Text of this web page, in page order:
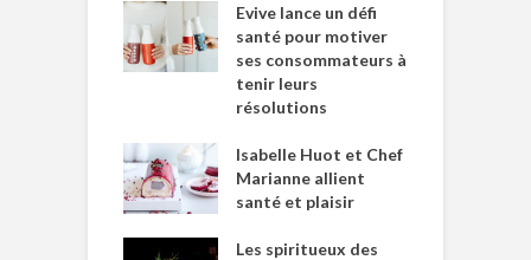
Evive lance un défi
santé pour motiver
ses consommateurs à
tenir leurs
résolutions
Isabelle Huot et Chef
Marianne allient
santé et plaisir
Les spiritueux des